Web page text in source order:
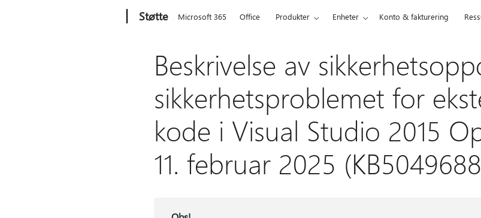
Støtte Microsoft 365 Office Produkter Enheter Konto & fakturering
Beskrivelse av
sikkerhetsproblemet for
kode i Visual Studio 2015
11. februar 2025